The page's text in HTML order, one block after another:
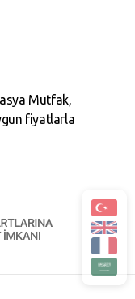
Mutfak,
fiyatlarla